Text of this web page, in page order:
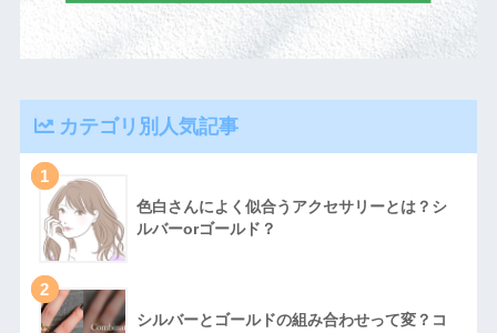
カテゴリ別人気記事
1
色白さんによく似合うアクセサリーとは？シ
ルバーorゴールド？
2
シルバーとゴールドの組み合わせって変？コ